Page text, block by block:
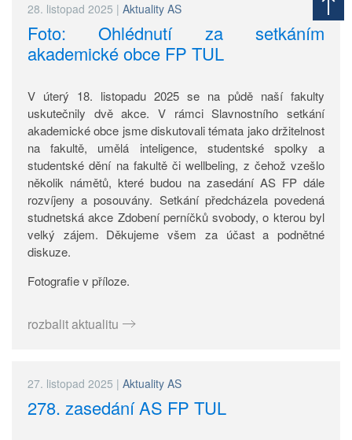
28. listopad 2025 | Aktuality AS
Foto: Ohlédnutí za setkáním
akademické obce FP TUL
V úterý 18. listopadu 2025 se na půdě naší fakulty
uskutečnily dvě akce. V rámci Slavnostního setkání
akademické obce jsme diskutovali témata jako držitelnost
na fakultě, umělá inteligence, studentské spolky a
studentské dění na fakultě či wellbeling, z čehož vzešlo
několik námětů, které budou na zasedání AS FP dále
rozvíjeny a posouvány. Setkání předcházela povedená
studnetská akce Zdobení perníčků svobody, o kterou byl
velký zájem. Děkujeme všem za účast a podnětné
diskuze.
Fotografie v příloze.
rozbalit aktualitu
27. listopad 2025 | Aktuality AS
278. zasedání AS FP TUL